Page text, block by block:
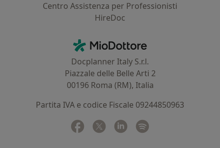
Centro Assistenza per Professionisti
HireDoc
MioDottore - Homepage
Docplanner Italy S.r.l.
Piazzale delle Belle Arti 2
00196 Roma (RM), Italia
Partita IVA e codice Fiscale 09244850963
Facebook
si apre in una nuova scheda
Twitter
si apre in una nuova scheda
Linkedin
si apre in una nuova